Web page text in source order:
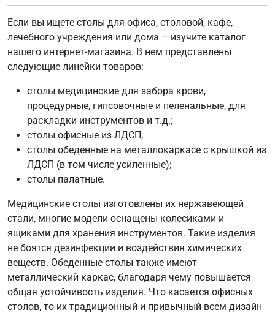
Если вы ищете столы для офиса, столовой, кафе,
лечебного учреждения или дома – изучите каталог
нашего интернет-магазина. В нем представлены
следующие линейки товаров:
столы медицинские для забора крови,
процедурные, гипсовочные и пеленальные, для
раскладки инструментов и т.д.;
столы офисные из ЛДСП;
столы обеденные на металлокаркасе с крышкой из
ЛДСП (в том числе усиленные);
столы палатные.
Медицинские столы изготовлены их нержавеющей
стали, многие модели оснащены колесиками и
ящиками для хранения инструментов. Такие изделия
не боятся дезинфекции и воздействия химических
веществ. Обеденные столы также имеют
металлический каркас, благодаря чему повышается
общая устойчивость изделия. Что касается офисных
столов, то их традиционный и привычный всем дизайн